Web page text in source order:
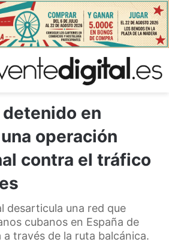
detenido en
operación
contra el tráfico
desarticula una red que
cubanos en España de
través de la ruta balcánica.